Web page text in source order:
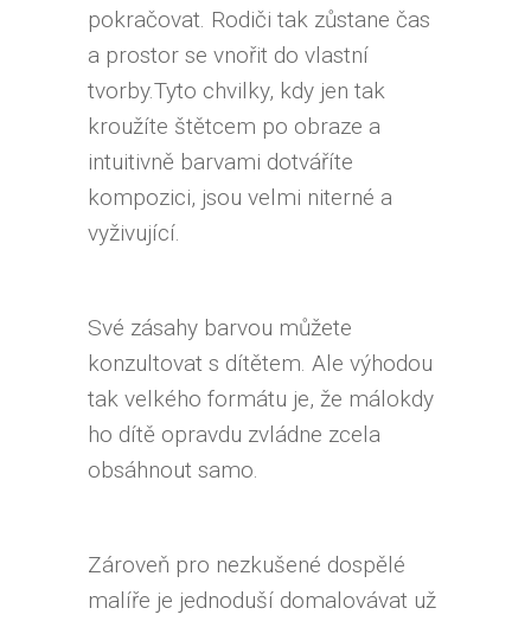
pokračovat. Rodiči tak zůstane čas
a prostor se vnořit do vlastní
tvorby.Tyto chvilky, kdy jen tak
kroužíte štětcem po obraze a
intuitivně barvami dotváříte
kompozici, jsou velmi niterné a
vyživující.
Své zásahy barvou můžete
konzultovat s dítětem. Ale výhodou
tak velkého formátu je, že málokdy
ho dítě opravdu zvládne zcela
obsáhnout samo.
Zároveň pro nezkušené dospělé
malíře je jednoduší domalovávat už